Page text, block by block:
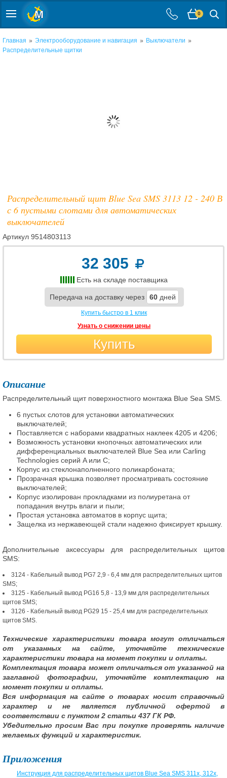
0
Главная » Электрооборудование и навигация » Выключатели »
Распределительные щитки
Распределительный щит Blue Sea SMS 3113 12 - 240 В
с 6 пустыми слотами для автоматических
выключателей
Артикул 9514803113
32 305
Есть на складе поставщика
Передача на доставку через 60 дней
Купить быстро в 1 клик
Узнать о снижении цены
Купить
Описание
Распределительный щит поверхностного монтажа Blue Sea SMS.
6 пустых слотов для установки автоматических
выключателей;
Поставляется с наборами квадратных наклеек 4205 и 4206;
Возможность установки кнопочных автоматических или
дифференциальных выключателей Blue Sea или Carling
Technologies серий A или С;
Корпус из стеклонаполненного поликарбоната;
Прозрачная крышка позволяет просматривать состояние
выключателей;
Корпус изолирован прокладками из полиуретана от
попадания внутрь влаги и пыли;
Простая установка автоматов в корпус щита;
Защелка из нержавеющей стали надежно фиксирует крышку.
Дополнительные аксессуары для распределительных щитов
SMS:
3124 - Кабельный вывод PG7 2,9 - 6,4 мм для распределительных щитов
SMS;
3125 - Кабельный вывод PG16 5,8 - 13,9 мм для распределительных
щитов SMS;
3126 - Кабельный вывод PG29 15 - 25,4 мм для распределительных
щитов SMS.
Технические характеристики товара могут отличаться
от указанных на сайте, уточняйте технические
характеристики товара на момент покупки и оплаты.
Комплектация товара может отличаться от указанной на
заглавной фотографии, уточняйте комплектацию на
момент покупки и оплаты.
Вся информация на сайте о товарах носит справочный
характер и не является публичной офертой в
соответствии с пунктом 2 статьи 437 ГК РФ.
Убедительно просим Вас при покупке проверять наличие
желаемых функций и характеристик.
Приложения
Инструкция для распределительных щитов Blue Sea SMS 311x, 312x,